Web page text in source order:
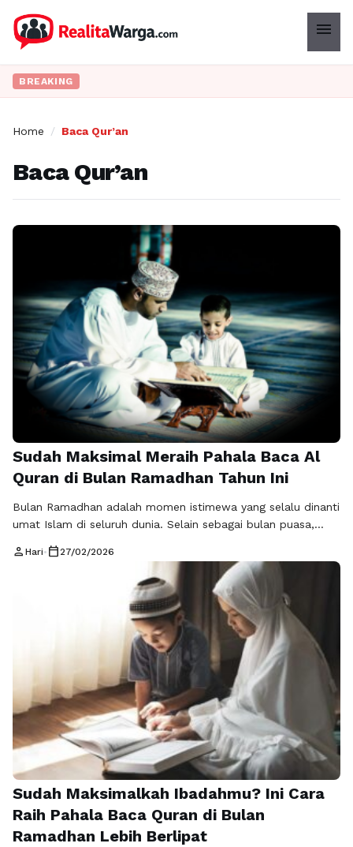
menu
BREAKING
Home / Baca Qur’an
Baca Qur’an
Sudah Maksimal Meraih Pahala Baca Al
Quran di Bulan Ramadhan Tahun Ini
Bulan Ramadhan adalah momen istimewa yang selalu dinanti
umat Islam di seluruh dunia. Selain sebagai bulan puasa,
Quran. Tidak heran jika pahala baca Al Quran di bulan
Ramadhan menjadi salah satu amalan yang paling diburu
karena keutamaannya yang berlipat ganda. Pertanyaannya,
sudahkah kita benar-benar memaksimalkan kesempatan
Baca Selengkapnya
person Hari• calendar_today 27/02/2026
Sudah Maksimalkah Ibadahmu? Ini Cara
Raih Pahala Baca Quran di Bulan
Ramadhan Lebih Berlipat